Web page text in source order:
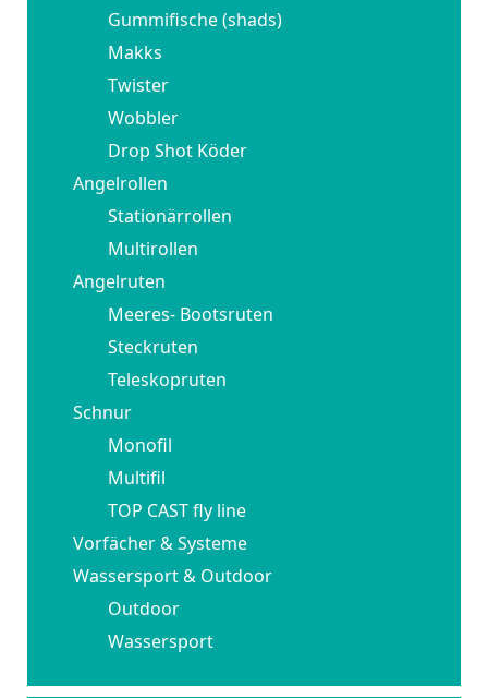
Gummifische (shads)
Makks
Twister
Wobbler
Drop Shot Köder
Angelrollen
Stationärrollen
Multirollen
Angelruten
Meeres- Bootsruten
Steckruten
Teleskopruten
Schnur
Monofil
Multifil
TOP CAST fly line
Vorfächer & Systeme
Wassersport & Outdoor
Outdoor
Wassersport